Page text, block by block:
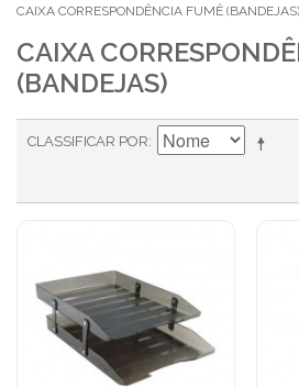
CAIXA CORRESPONDÊNCIA FUMÊ (BANDEJAS)
CAIXA
(BANDEJAS)
CLASSIFICAR POR